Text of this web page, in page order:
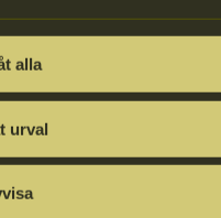
alla
urval
i rena
materialen enkelt kunna
kontamineras av andra
Se filmen om vad
för maximal